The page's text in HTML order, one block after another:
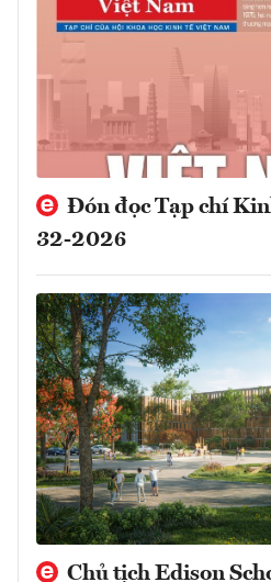
Đón đọc Tạp chí
32-2026
Chủ tịch Edison